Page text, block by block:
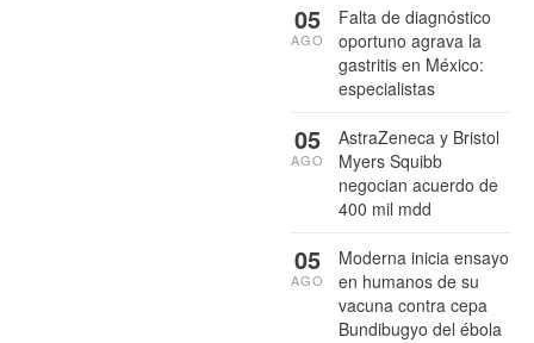
Falta de diagnóstico
oportuno agrava la
gastritis en México:
especialistas
05
AGO
AstraZeneca y Bristol
Myers Squibb
negocian acuerdo de
400 mil mdd
05
AGO
Moderna inicia ensayo
en humanos de su
vacuna contra cepa
Bundibugyo del ébola
05
AGO